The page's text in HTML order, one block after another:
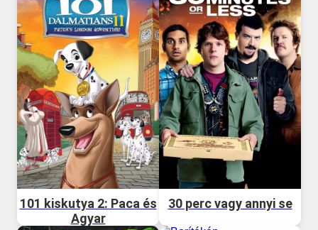
101 kiskutya 2: Paca és
Agyar
30 perc vagy annyi se